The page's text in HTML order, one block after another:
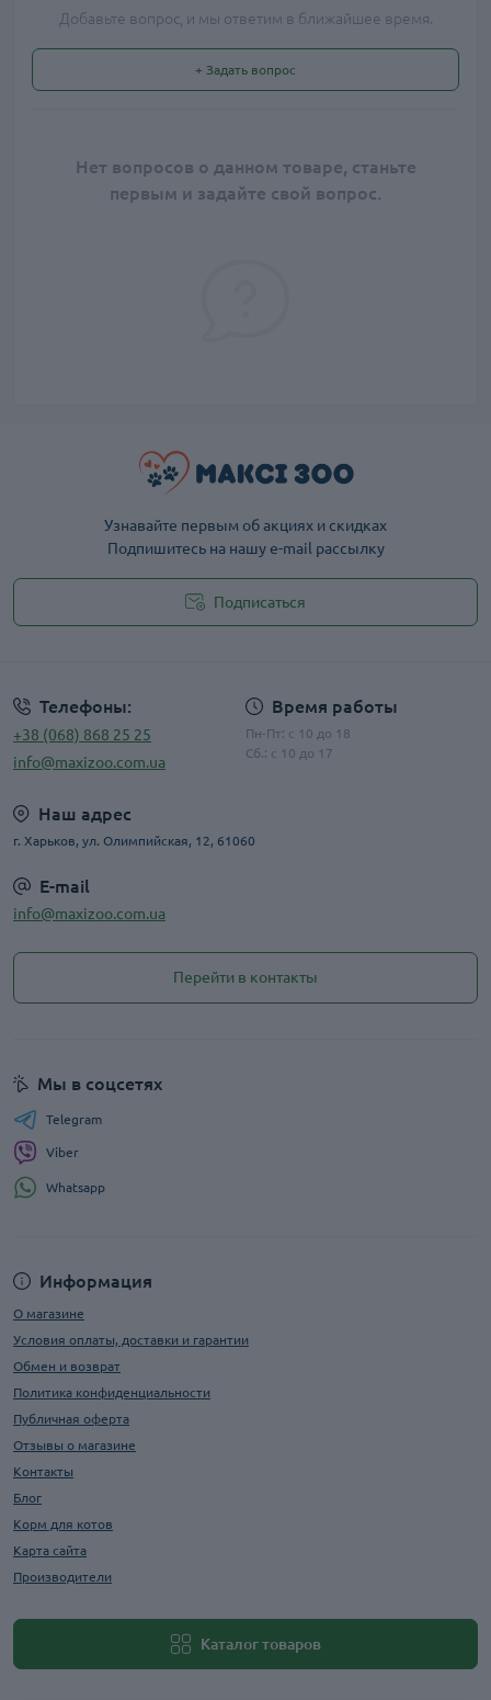
Добавьте вопрос, и мы ответим в ближайшее время.
+ Задать вопрос
Нет вопросов о данном товаре, станьте
первым и задайте свой вопрос.
Узнавайте первым об акциях и скидках
Подпишитесь на нашу e-mail рассылку
Подписаться
Телефоны:
+38 (068) 868 25 25
info@maxizoo.com.ua
Время работы
Пн-Пт: с 10 до 18
Сб.: с 10 до 17
Наш адрес
г. Харьков, ул. Олимпийская, 12, 61060
E-mail
info@maxizoo.com.ua
Перейти в контакты
Информация
О магазине
Условия оплаты, доставки и гарантии
Обмен и возврат
Политика конфиденциальности
Публичная оферта
Отзывы о магазине
Контакты
Блог
Корм для котов
Карта сайта
Производители
Каталог товаров
Мы в соцсетях
Telegram
Viber
Whatsapp